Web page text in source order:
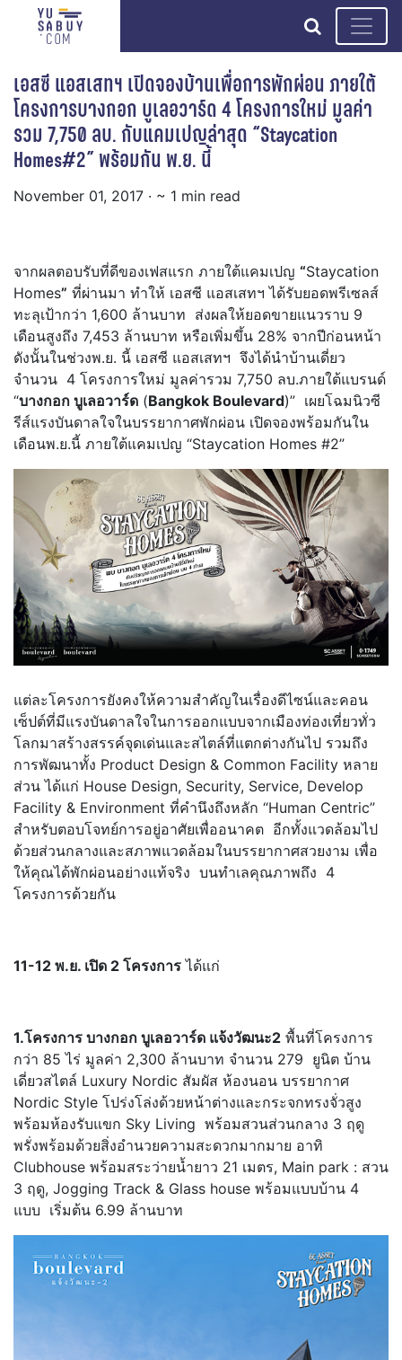
search
เอสซี แอสเสทฯ เปิดจองบ้านเพื่อการพักผ่อน ภายใต้
โครงการบางกอก บูเลอวาร์ด 4 โครงการใหม่ มูลค่า
รวม 7,750 ลบ. กับแคมเปญล่าสุด “Staycation
Homes#2” พร้อมกัน พ.ย. นี้
November 01, 2017 · ~ 1 min read
จากผลตอบรับที่ดีของเฟสแรก ภายใต้แคมเปญ “Staycation
Homes” ที่ผ่านมา ทำให้ เอสซี แอสเสทฯ ได้รับยอดพรีเซลส์
ทะลุเป้ากว่า 1,600 ล้านบาท ส่งผลให้ยอดขายแนวราบ 9
เดือนสูงถึง 7,453 ล้านบาท หรือเพิ่มขึ้น 28% จากปีก่อนหน้า
ดังนั้นในช่วงพ.ย. นี้ เอสซี แอสเสทฯ จึงได้นำบ้านเดี่ยว
จำนวน 4 โครงการใหม่ มูลค่ารวม 7,750 ลบ.ภายใต้แบรนด์
“บางกอก บูเลอวาร์ด (Bangkok Boulevard)” เผยโฉมนิวซี
รีส์แรงบันดาลใจในบรรยากาศพักผ่อน เปิดจองพร้อมกันใน
เดือนพ.ย.นี้ ภายใต้แคมเปญ “Staycation Homes #2”
แต่ละโครงการยังคงให้ความสำคัญในเรื่องดีไซน์และคอน
เซ็ปต์ที่มีแรงบันดาลใจในการออกแบบจากเมืองท่องเที่ยวทั่ว
โลกมาสร้างสรรค์จุดเด่นและสไตล์ที่แตกต่างกันไป รวมถึง
การพัฒนาทั้ง Product Design & Common Facility หลาย
ส่วน ได้แก่ House Design, Security, Service, Develop
Facility & Environment ที่คำนึงถึงหลัก “Human Centric”
สำหรับตอบโจทย์การอยู่อาศัยเพื่ออนาคต อีกทั้งแวดล้อมไป
ด้วยส่วนกลางและสภาพแวดล้อมในบรรยากาศสวยงาม เพื่อ
ให้คุณได้พักผ่อนอย่างแท้จริง บนทำเลคุณภาพถึง 4
โครงการด้วยกัน
11-12 พ.ย. เปิด 2 โครงการ ได้แก่
1.โครงการ บางกอก บูเลอวาร์ด แจ้งวัฒนะ2 พื้นที่โครงการ
กว่า 85 ไร่ มูลค่า 2,300 ล้านบาท จำนวน 279 ยูนิต บ้าน
เดี่ยวสไตล์ Luxury Nordic สัมผัส ห้องนอน บรรยากาศ
Nordic Style โปร่งโล่งด้วยหน้าต่างและกระจกทรงจั่วสูง
พร้อมห้องรับแขก Sky Living พร้อมสวนส่วนกลาง 3 ฤดู
พรั่งพร้อมด้วยสิ่งอำนวยความสะดวกมากมาย อาทิ
Clubhouse พร้อมสระว่ายน้ำยาว 21 เมตร, Main park : สวน
3 ฤดู, Jogging Track & Glass house พร้อมแบบบ้าน 4
แบบ เริ่มต้น 6.99 ล้านบาท